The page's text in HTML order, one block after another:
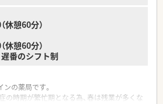
薬剤師やエリアマネージャーも目指せます。
休憩60分）
休憩60分）
番のシフト制
の薬局です。
時期が繁忙期となる為、春は残業が多くな